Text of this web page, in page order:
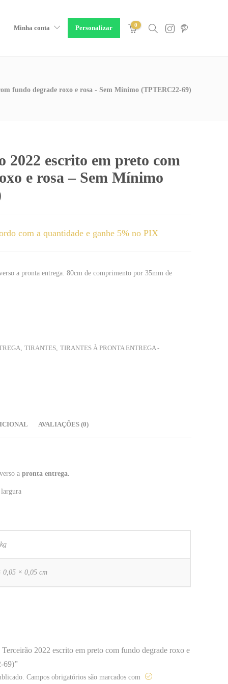
Minha conta Personalizar 0
fundo degrade roxo e rosa - Sem Mínimo (TPTERC22-69)
2022 escrito em preto com
e rosa – Sem Mínimo
com a quantidade e ganhe 5% no PIX
a pronta entrega. 80cm de comprimento por 35mm de
, TIRANTES, TIRANTES À PRONTA ENTREGA -
AVALIAÇÕES (0)
a pronta entrega.
0,05 × 0,05 cm
2022 escrito em preto com fundo degrade roxo e
69)”
Campos obrigatórios são marcados com